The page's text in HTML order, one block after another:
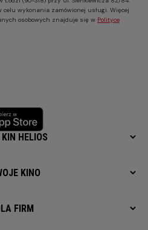
wykonania zamówionej usługi. Więcej
osobowych znajduje się w Polityce
KIN HELIOS
KINO
FIRM